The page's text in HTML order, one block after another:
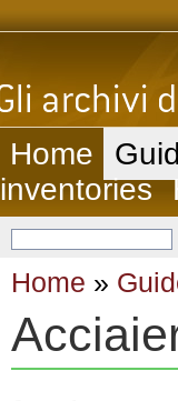
Home
inventories
Home »